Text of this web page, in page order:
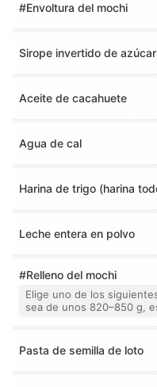
#Envoltura del mochi
Sirope invertido de
Aceite de cacahuete
Agua de cal
Harina de trigo (harina
Leche entera en polvo
#Relleno del mochi
Elige uno de los
sea de unos 820–850 g,
Pasta de semilla de loto